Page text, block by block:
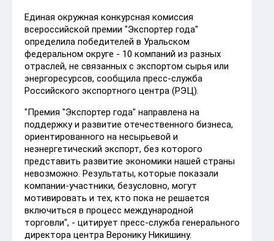
Единая окружная конкурсная комиссия
всероссийской премии "Экспортер года"
определила победителей в Уральском
федеральном округе - 10 компаний из разных
отраслей, не связанных с экспортом сырья или
энергоресурсов, сообщила пресс-служба
Российского экспортного центра (РЭЦ).
"Премия "Экспортер года" направлена на
поддержку и развитие отечественного бизнеса,
ориентированного на несырьевой и
неэнергетический экспорт, без которого
представить развитие экономики нашей страны
невозможно. Результаты, которые показали
компании-участники, безусловно, могут
мотивировать и тех, кто пока не решается
включиться в процесс международной
торговли", - цитирует пресс-служба генерального
директора центра Веронику Никишину.